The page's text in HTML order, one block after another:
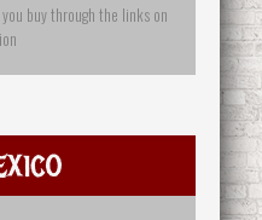
buy through the links on